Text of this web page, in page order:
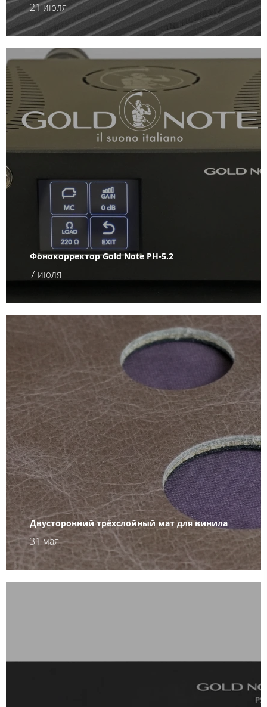
21 июля
Фонокорректор Gold Note PH-5.2
7 июля
Двусторонний трёхслойный мат для винила
31 мая